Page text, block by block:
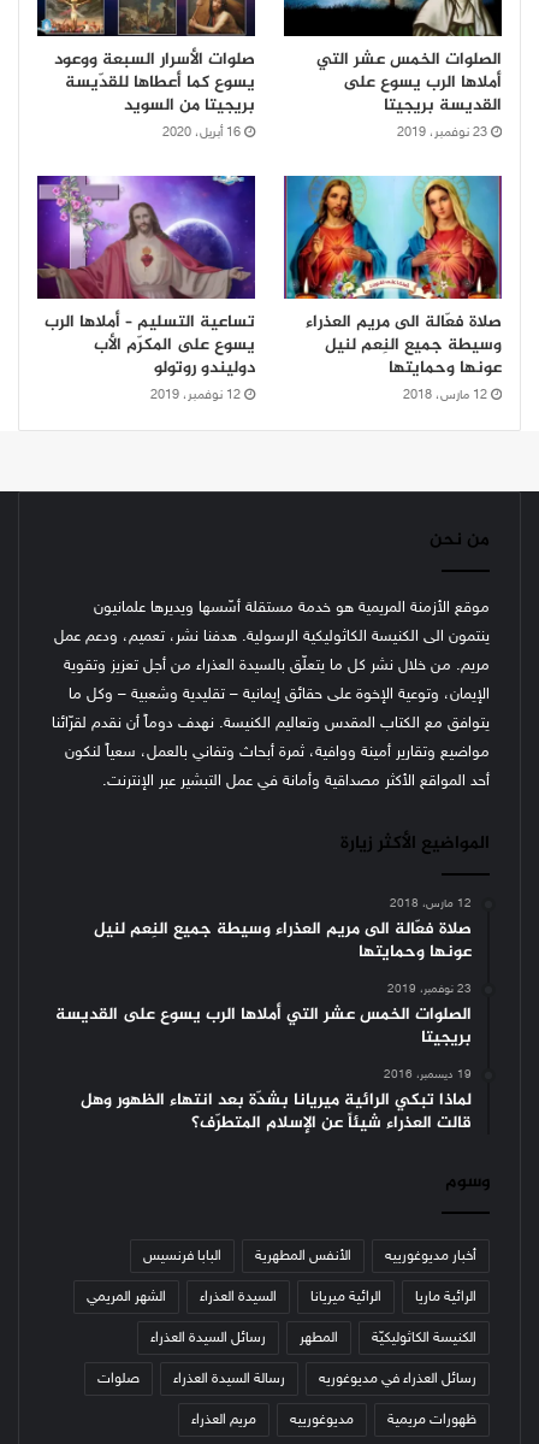
الصلوات الخمس عشر التي
أملاها الرب يسوع على
القديسة بريجيتا
23 نوفمبر، 2019
صلوات الأسرار السبعة ووعود
يسوع كما أعطاها للقدّيسة
بريجيتا من السويد
16 أبريل، 2020
صلاة فعّالة الى مريم العذراء
وسيطة جميع النِعم لنيل
عونها وحمايتها
12 مارس، 2018
تساعية التسليم – أملاها الرب
يسوع على المكرّم الأب
دوليندو روتولو
12 نوفمبر، 2019
من نحن
موقع الأزمنة المريمية هو خدمة مستقلة أسّسها ويديرها علمانيون
ينتمون الى الكنيسة الكاثوليكية الرسولية. هدفنا نشر، تعميم، ودعم عمل
مريم. من خلال نشر كل ما يتعلّق بالسيدة العذراء من أجل تعزيز وتقوية
الإيمان، وتوعية الإخوة على حقائق إيمانية – تقليدية وشعبية – وكل ما
يتوافق مع الكتاب المقدس وتعاليم الكنيسة. نهدف دوماً أن نقدم لقرّائنا
مواضيع وتقارير أمينة ووافية، ثمرة أبحاث وتفاني بالعمل، سعياً لنكون
أحد المواقع الأكثر مصداقية وأمانة في عمل التبشير عبر الإنترنت.
المواضيع الأكثر زيارة
12 مارس، 2018
صلاة فعّالة الى مريم العذراء وسيطة جميع النِعم لنيل
عونها وحمايتها
23 نوفمبر، 2019
الصلوات الخمس عشر التي أملاها الرب يسوع على القديسة
بريجيتا
19 ديسمبر، 2016
لماذا تبكي الرائية ميريانا بشدّة بعد انتهاء الظهور وهل
قالت العذراء شيئاً عن الإسلام المتطرّف؟
وسوم
أخبار مديوغورييه الأنفس المطهرية البابا فرنسيس
الرائية ماريا الرائية ميريانا السيدة العذراء الشهر المريمي
الكنيسة الكاثوليكيّة المطهر رسائل السيدة العذراء
رسائل العذراء في مديوغوريه رسالة السيدة العذراء صلوات
ظهورات مريمية مديوغورييه مريم العذراء